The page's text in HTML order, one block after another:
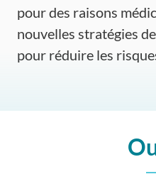
pour des raisons
nouvelles stratégies
pour réduire les